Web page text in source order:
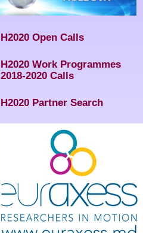
H2020 Open Calls
H2020 Work Programmes
2018-2020 Calls
H2020 Partner Search